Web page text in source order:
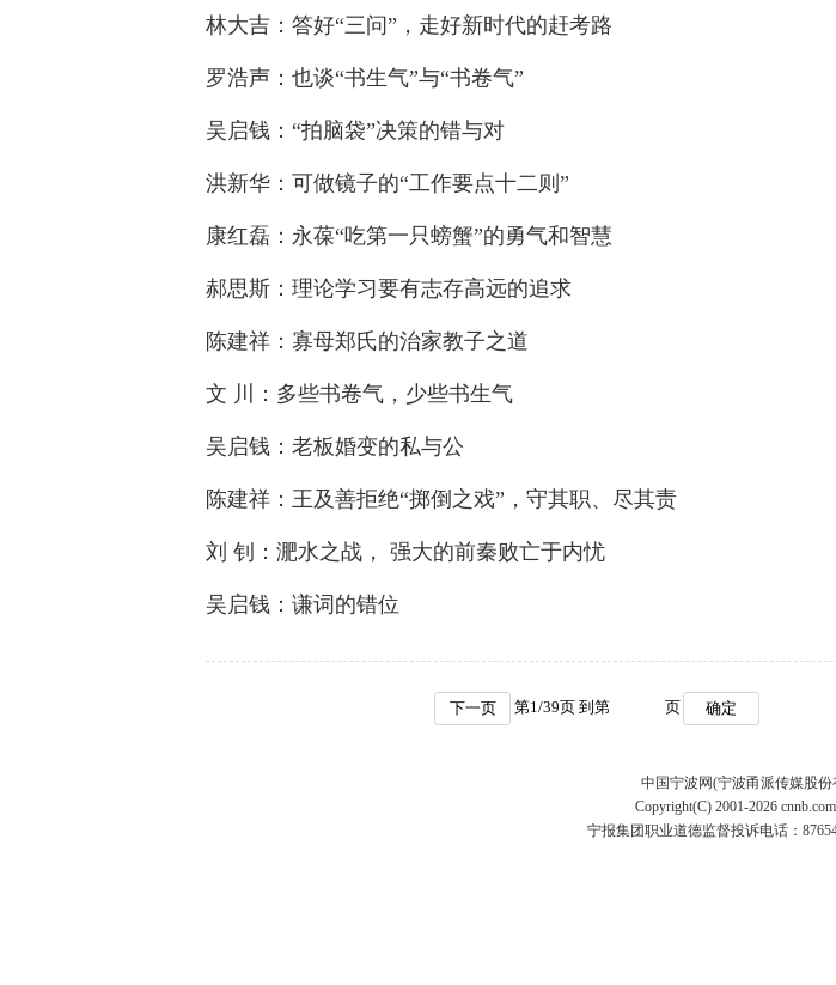
林大吉：答好“三问”，走好新时代的赶考路
罗浩声：也谈“书生气”与“书卷气”
吴启钱：“拍脑袋”决策的错与对
洪新华：可做镜子的“工作要点十二则”
康红磊：永葆“吃第一只螃蟹”的勇气和智慧
郝思斯：理论学习要有志存高远的追求
陈建祥：寡母郑氏的治家教子之道
文 川：多些书卷气，少些书生气
吴启钱：老板婚变的私与公
陈建祥：王及善拒绝“掷倒之戏”，守其职、尽其责
刘 钊：淝水之战， 强大的前秦败亡于内忧
吴启钱：谦词的错位
下一页 第1/39页 到第 页 确定